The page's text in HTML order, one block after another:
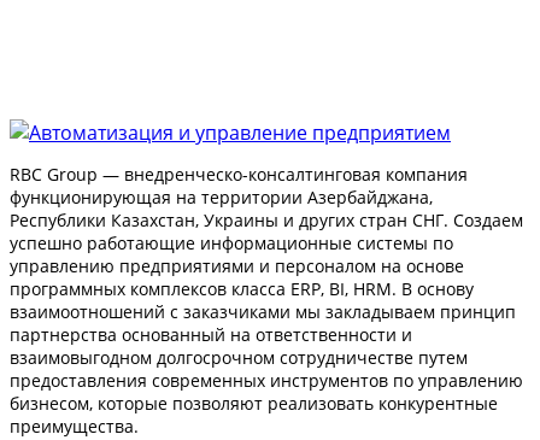
RBC Group — внедренческо-консалтинговая компания
функционирующая на территории Азербайджана,
Республики Казахстан, Украины и других стран СНГ. Создаем
успешно работающие информационные системы по
управлению предприятиями и персоналом на основе
программных комплексов класса ERP, BI, HRM. В основу
взаимоотношений с заказчиками мы закладываем принцип
партнерства основанный на ответственности и
взаимовыгодном долгосрочном сотрудничестве путем
предоставления современных инструментов по управлению
бизнесом, которые позволяют реализовать конкурентные
преимущества.